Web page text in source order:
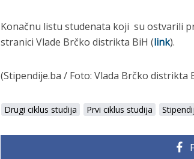
Konačnu listu studenata koji su ostvarili
stranici Vlade Brčko distrikta BiH (link).
(Stipendije.ba / Foto: Vlada Brčko distrikta
Drugi ciklus studija Prvi ciklus studija